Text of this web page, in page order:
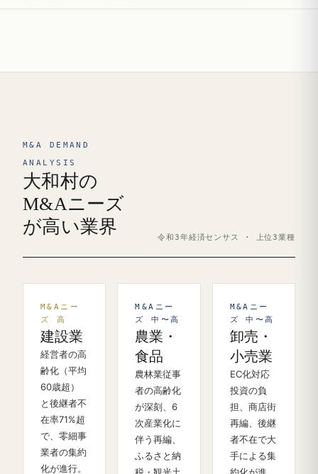
M&A DEMAND
ANALYSIS
大和村の
M&Aニーズ
が高い業界
令和3年経済センサス · 上位3業種
M&Aニー
ズ 高
建設業
経営者の高
齢化（平均
60歳超）
と後継者不
在率71%超
で、零細事
業者の集約
化が進行。
M&Aニー
ズ 中〜高
農業・
食品
農林業従事
者の高齢化
が深刻、6
次産業化に
伴う再編、
ふるさと納
M&Aニー
ズ 中〜高
卸売・
小売業
EC化対応
投資の負
担、商店街
再編、後継
者不在で大
手による集